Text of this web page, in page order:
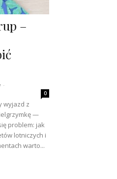
–
-
0
wyjazd z
—
problem: jak
lotniczych i
warto...